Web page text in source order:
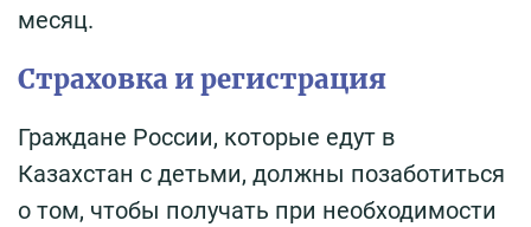
месяц.
Страховка и регистрация
Граждане России, которые едут в
Казахстан с детьми, должны позаботиться
о том, чтобы получать при необходимости